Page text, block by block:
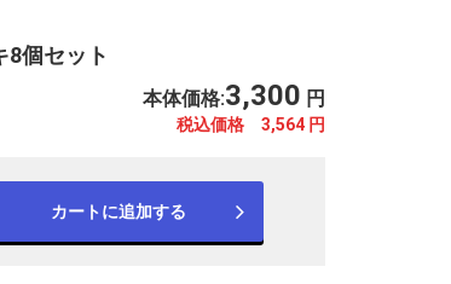
個セット
本体価格:3,300 円
税込価格 3,564 円
カートに追加する